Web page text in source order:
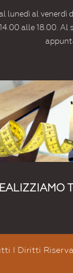
lunedì al venerdì
alle 18.00.
I Diritti